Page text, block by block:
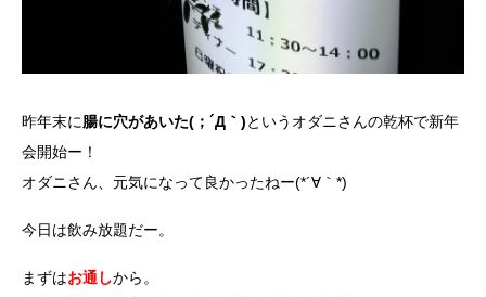
昨年末に腸に穴があいた(；´Д｀)というオダニさんの乾杯で新年
会開始ー！
オダニさん、元気になって良かったねー(*´∀｀*)
今日は飲み放題だー。
まずはお通しから。